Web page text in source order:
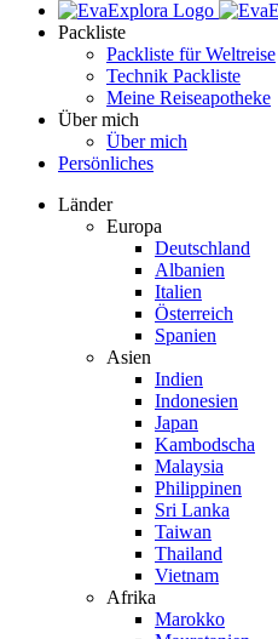
Packliste
Packliste für Weltreise
Technik Packliste
Meine Reiseapotheke
Über mich
Über mich
Persönliches
Länder
Europa
Deutschland
Albanien
Italien
Österreich
Spanien
Asien
Indien
Indonesien
Japan
Kambodscha
Malaysia
Philippinen
Sri Lanka
Taiwan
Thailand
Vietnam
Afrika
Marokko